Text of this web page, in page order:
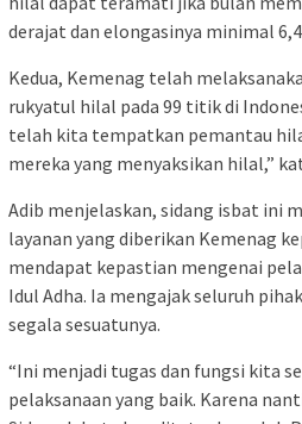
derajat dan elongasinya minimal 6,4
Kedua, Kemenag telah
rukyatul hilal pada 99 titikdi
telah kita tempatkan pemantau
mereka yang menyaksikan hilal,”
Adib menjelaskan, sidang isbat ini
layanan yang diberikan Kemenag
mendapat kepastian mengenai
Idul Adha. Ia mengajakseluruh pihak
segala sesuatunya.
“Ini menjadi tugas dan fungsi kita
pelaksanaan yang baik. Karena